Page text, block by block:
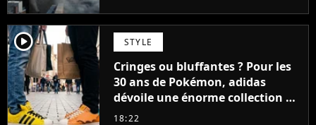
player2 STYLE
Cringes ou bluffantes ? Pour les
30 ans de Pokémon, adidas
dévoile une énorme collection de
sneakers et je ne sais pas quoi en
18:22